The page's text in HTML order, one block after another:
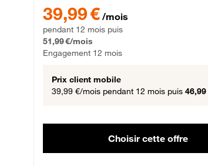
39,99 € /mois
pendant 12 mois puis
51,99 €/mois
Engagement 12 mois
Prix client mobile
39,99 €/mois pendant 12 mois puis
Choisir cette offre